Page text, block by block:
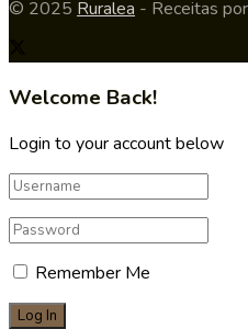
© 2025 Ruralea - Receitas
Welcome Back!
Login to your account below
Remember Me